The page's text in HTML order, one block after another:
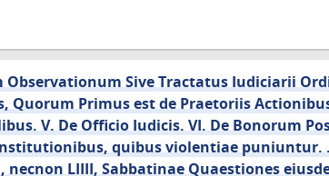
Sive Tractatus Iudiciarii
Quorum Primus est de Praetoriis
V. De Officio Iudicis. VI. De Bonorum
quibus violentiae puniuntur.
LIIII, Sabbatinae Quaestiones